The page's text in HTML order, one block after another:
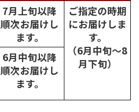
7月上旬以降
順次お届けし
ます。
ご指定の時期
にお届けしま
す。
（6月中旬～8
月下旬）
6月中旬以降
順次お届けし
ます。